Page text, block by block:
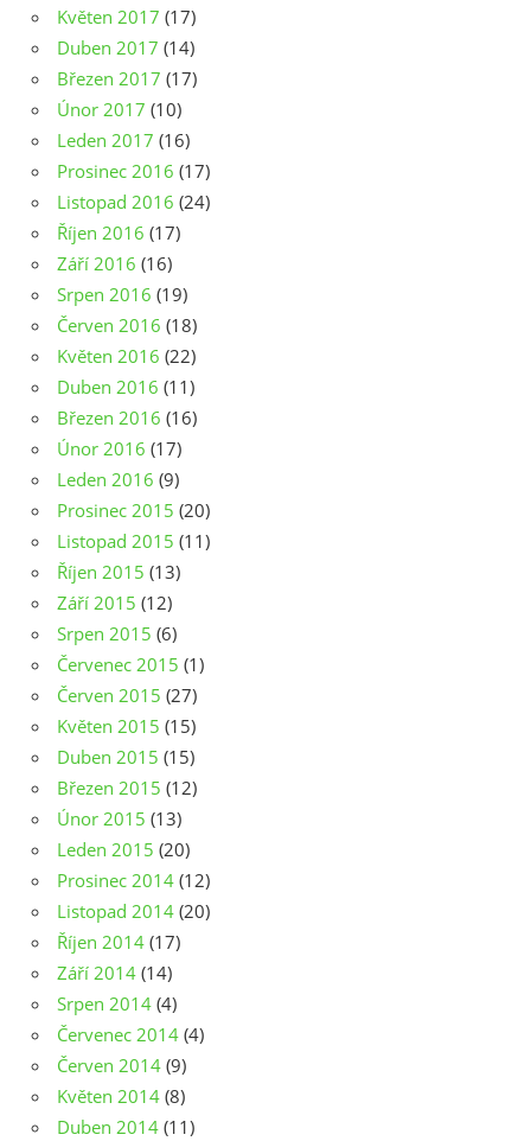
Květen 2017 (17)
Duben 2017 (14)
Březen 2017 (17)
Únor 2017 (10)
Leden 2017 (16)
Prosinec 2016 (17)
Listopad 2016 (24)
Říjen 2016 (17)
Září 2016 (16)
Srpen 2016 (19)
Červen 2016 (18)
Květen 2016 (22)
Duben 2016 (11)
Březen 2016 (16)
Únor 2016 (17)
Leden 2016 (9)
Prosinec 2015 (20)
Listopad 2015 (11)
Říjen 2015 (13)
Září 2015 (12)
Srpen 2015 (6)
Červenec 2015 (1)
Červen 2015 (27)
Květen 2015 (15)
Duben 2015 (15)
Březen 2015 (12)
Únor 2015 (13)
Leden 2015 (20)
Prosinec 2014 (12)
Listopad 2014 (20)
Říjen 2014 (17)
Září 2014 (14)
Srpen 2014 (4)
Červenec 2014 (4)
Červen 2014 (9)
Květen 2014 (8)
Duben 2014 (11)